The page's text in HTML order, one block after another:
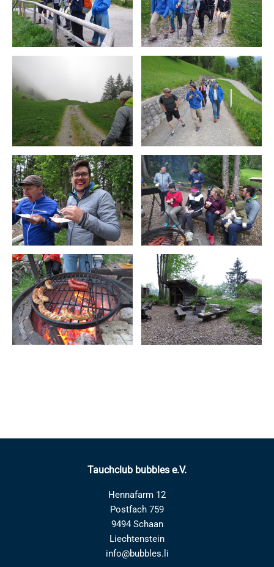
Tauchclub bubbles e.V.
Hennafarm 12
Postfach 759
9494 Schaan
Liechtenstein
info@bubbles.li